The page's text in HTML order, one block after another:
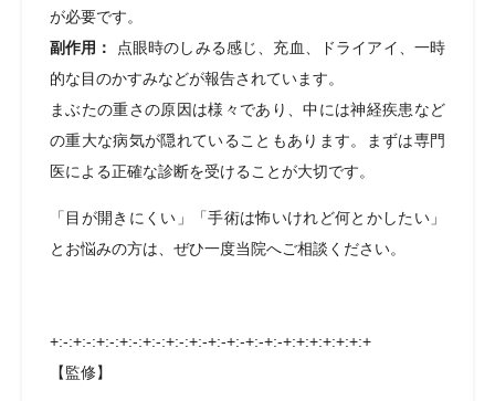
が必要です。
副作用：
点眼時のしみる感じ、充血、ドライアイ、一時
的な目のかすみなどが報告されています。
まぶたの重さの原因は様々であり、中には神経疾患など
の重大な病気が隠れていることもあります。まずは専門
医による正確な診断を受けることが大切です。
「目が開きにくい」「手術は怖いけれど何とかしたい」
とお悩みの方は、ぜひ一度当院へご相談ください。
+:-:+:-:+:-:+:-:+:-:+:-:+:-+:-+:-+:-+:-+:+:+:+:+:+:+
【監修】